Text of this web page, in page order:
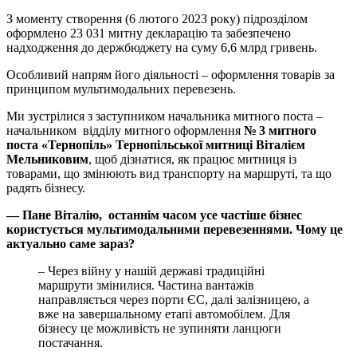
З моменту створення (6 лютого 2023 року) підрозділом
оформлено 23 031 митну декларацію та забезпечено
надходження до держбюджету на суму 6,6 млрд гривень.
Особливий напрям його діяльності – оформлення товарів за
принципом мультимодальних перевезень.
Ми зустрілися з заступником начальника митного поста –
начальником відділу митного оформлення № 3 митного
поста «Тернопіль» Тернопільської митниці Віталієм
Мельниковим, щоб дізнатися, як працює митниця із
товарами, що змінюють вид транспорту на маршруті, та що
радять бізнесу.
— Пане Віталію, останнім часом усе частіше бізнес
користується мультимодальними перевезеннями. Чому це
актуально саме зараз?
– Через війну у нашій державі традиційні
маршрути змінилися. Частина вантажів
направляється через порти ЄС, далі залізницею, а
вже на завершальному етапі автомобілем. Для
бізнесу це можливість не зупиняти ланцюги
постачання.